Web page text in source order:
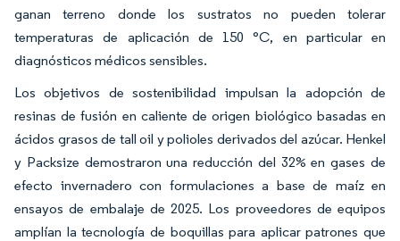
ganan terreno donde los sustratos no pueden tolerar
temperaturas de aplicación de 150 °C, en particular en
diagnósticos médicos sensibles.
Los objetivos de sostenibilidad impulsan la adopción de
resinas de fusión en caliente de origen biológico basadas en
ácidos grasos de tall oil y polioles derivados del azúcar. Henkel
y Packsize demostraron una reducción del 32% en gases de
efecto invernadero con formulaciones a base de maíz en
ensayos de embalaje de 2025. Los proveedores de equipos
amplían la tecnología de boquillas para aplicar patrones que